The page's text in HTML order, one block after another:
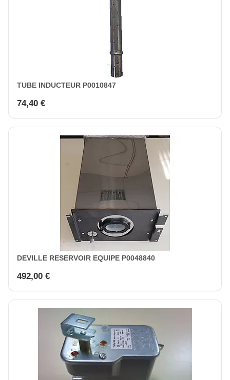
TUBE INDUCTEUR P0010847
74,40 €
DEVILLE RESERVOIR EQUIPE P0048840
492,00 €